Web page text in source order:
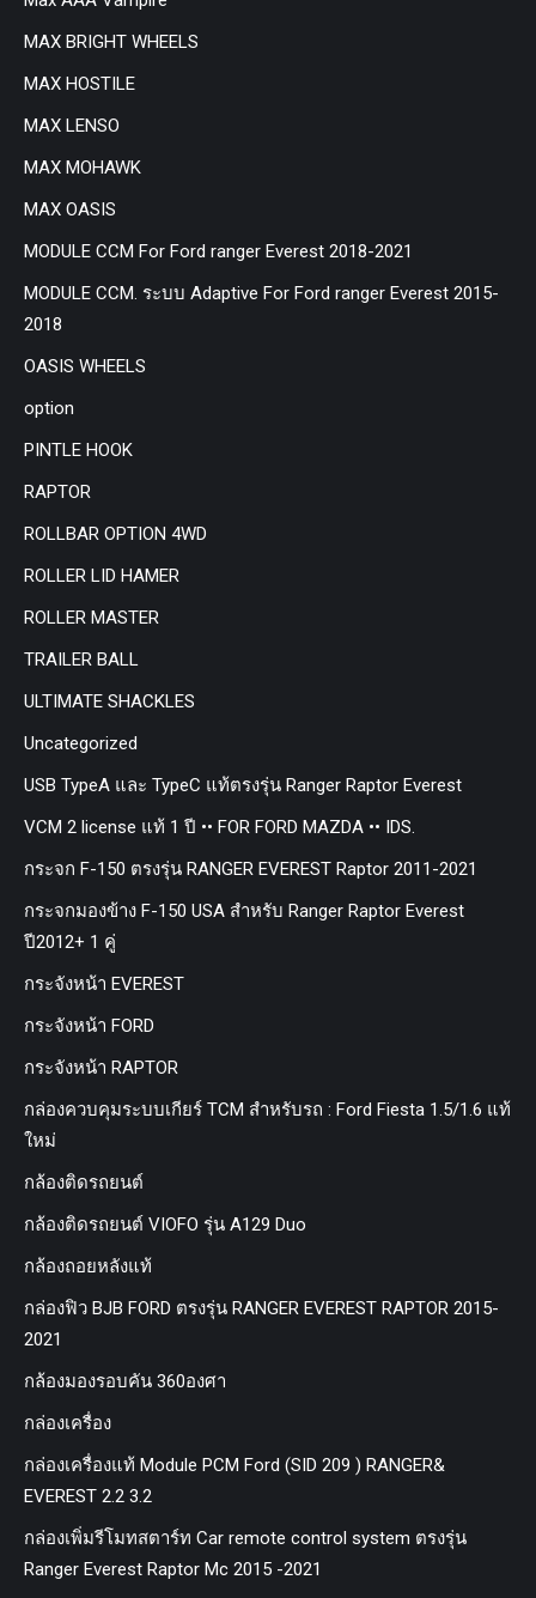
MAX BRIGHT WHEELS
MAX HOSTILE
MAX LENSO
MAX MOHAWK
MAX OASIS
MODULE CCM For Ford ranger Everest 2018-2021
MODULE CCM. ระบบ Adaptive For Ford ranger Everest 2015-
2018
OASIS WHEELS
option
PINTLE HOOK
RAPTOR
ROLLBAR OPTION 4WD
ROLLER LID HAMER
ROLLER MASTER
TRAILER BALL
ULTIMATE SHACKLES
Uncategorized
USB TypeA และ TypeC แท้ตรงรุ่น Ranger Raptor Everest
VCM 2 license แท้ 1 ปี •• FOR FORD MAZDA •• IDS.
กระจก F-150 ตรงรุ่น RANGER EVEREST Raptor 2011-2021
กระจกมองข้าง F-150 USA สำหรับ Ranger Raptor Everest
ปี2012+ 1 คู่
กระจังหน้า EVEREST
กระจังหน้า FORD
กระจังหน้า RAPTOR
กล่องควบคุมระบบเกียร์ TCM สำหรับรถ : Ford Fiesta 1.5/1.6 แท้
ใหม่
กล้องติดรถยนต์
กล้องติดรถยนต์ VIOFO รุ่น A129 Duo
กล้องถอยหลังแท้
กล่องฟิว BJB FORD ตรงรุ่น RANGER EVEREST RAPTOR 2015-
2021
กล้องมองรอบคัน 360องศา
กล่องเครื่อง
กล่องเครื่องแท้ Module PCM Ford (SID 209 ) RANGER&
EVEREST 2.2 3.2
กล่องเพิ่มรีโมทสตาร์ท Car remote control system ตรงรุ่น
Ranger Everest Raptor Mc 2015 -2021